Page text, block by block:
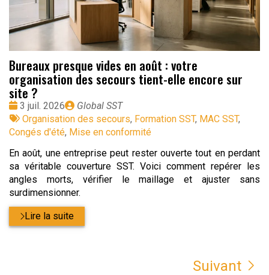
Bureaux presque vides en août : votre
organisation des secours tient-elle encore sur
site ?
Date
:
3 juil. 2026
Publié
par
Global SST
Tags
:
Organisation des secours, Formation SST, MAC SST,
Congés d'été, Mise en conformité
En août, une entreprise peut rester ouverte tout en perdant
sa véritable couverture SST. Voici comment repérer les
angles morts, vérifier le maillage et ajuster sans
surdimensionner.
Lire la suite
Suivant